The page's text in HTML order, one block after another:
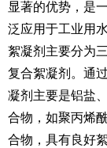
显著的优势，是
泛应用于工业用
絮凝剂主要分为
复合絮凝剂。通
凝剂主要是铝盐
合物，如聚丙烯
合物，具有良好